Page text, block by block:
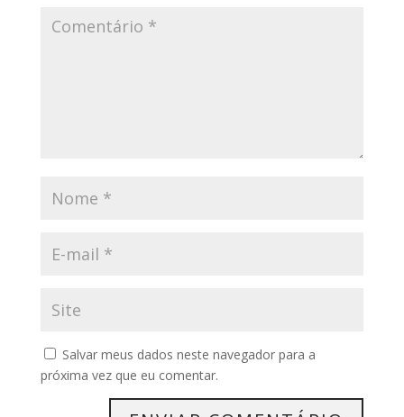
Salvar meus dados neste navegador para a
próxima vez que eu comentar.